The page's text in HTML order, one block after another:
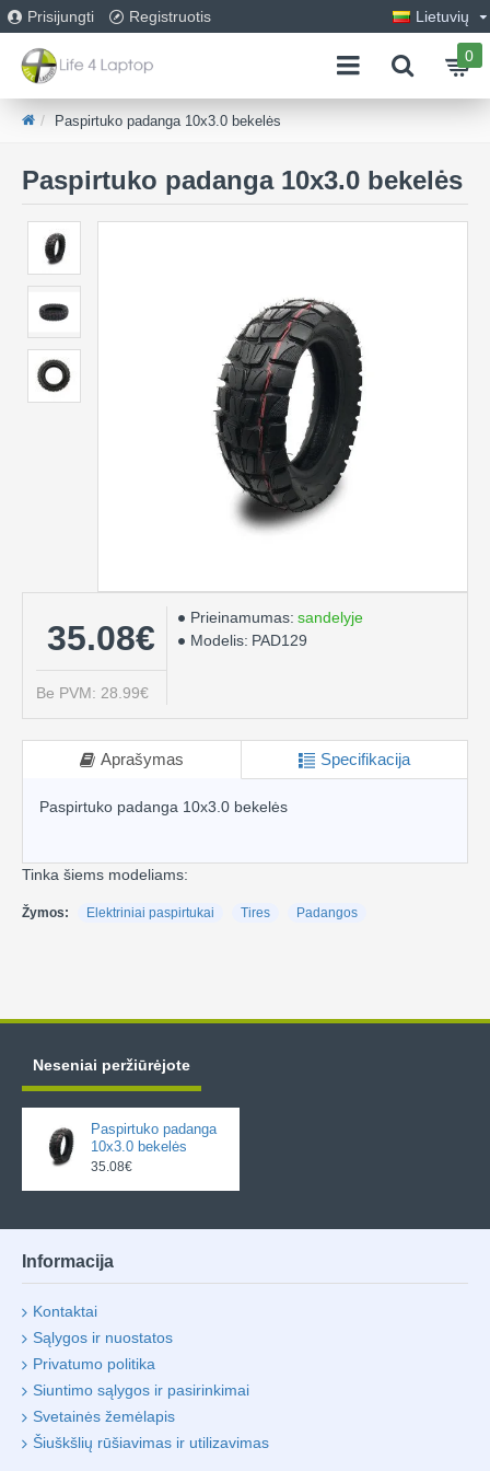
Prisijungti Registruotis Lietuvių
0
Paspirtuko padanga 10x3.0 bekelės
Paspirtuko padanga 10x3.0 bekelės
35.08€
Be PVM: 28.99€
Prieinamumas: sandelyje
Modelis: PAD129
Aprašymas Specifikacija
Paspirtuko padanga 10x3.0 bekelės
Tinka šiems modeliams:
Žymos: Elektriniai paspirtukai Tires Padangos
Neseniai peržiūrėjote
Paspirtuko padanga
10x3.0 bekelės
35.08€
Informacija
Kontaktai
Sąlygos ir nuostatos
Privatumo politika
Siuntimo sąlygos ir pasirinkimai
Svetainės žemėlapis
Šiuškšlių rūšiavimas ir utilizavimas